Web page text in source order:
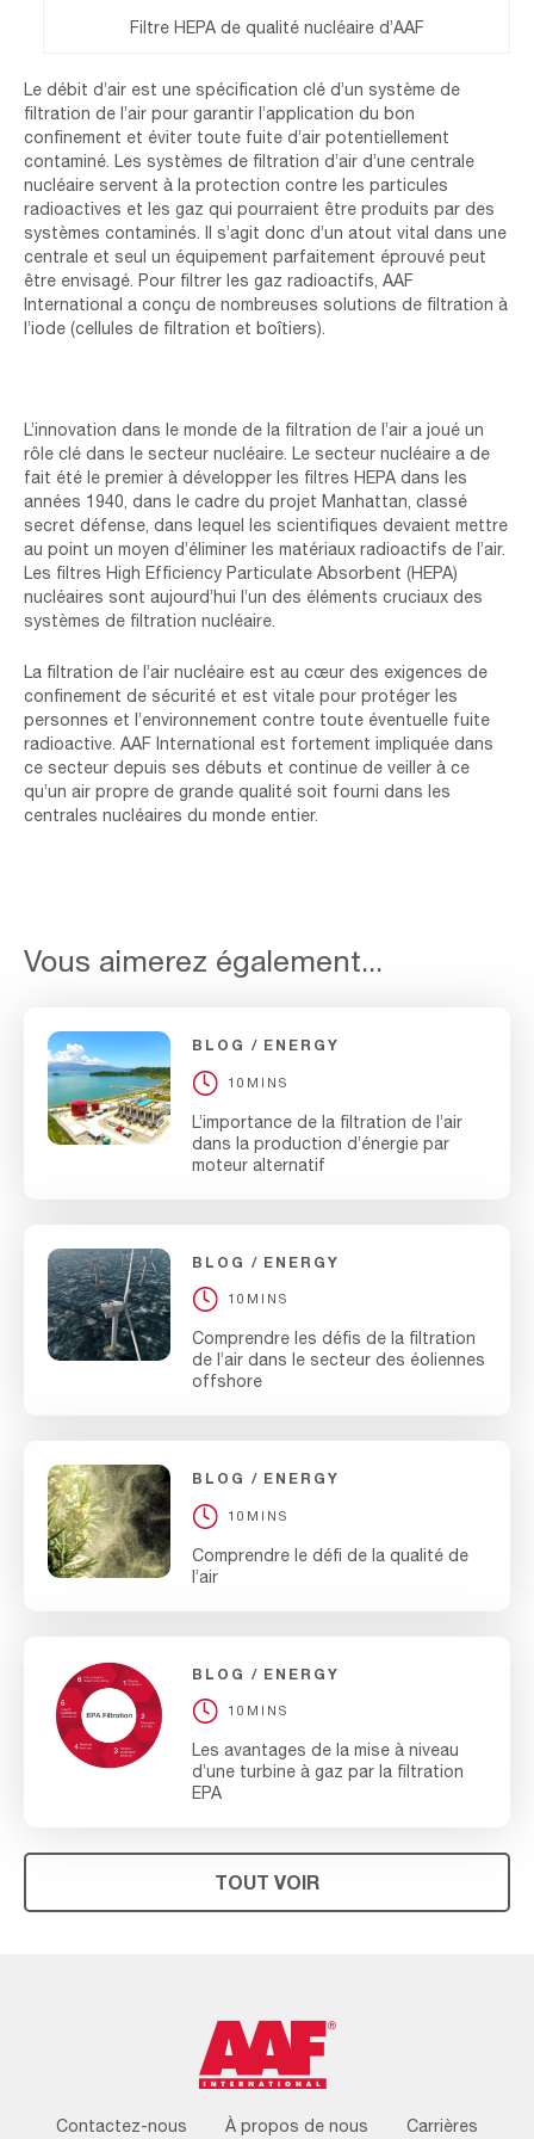
Filtre HEPA de qualité nucléaire d’AAF
Le débit d’air est une spécification clé d’un système de
filtration de l’air pour garantir l’application du bon
confinement et éviter toute fuite d’air potentiellement
contaminé. Les systèmes de filtration d’air d’une centrale
nucléaire servent à la protection contre les particules
radioactives et les gaz qui pourraient être produits par des
systèmes contaminés. Il s’agit donc d’un atout vital dans une
centrale et seul un équipement parfaitement éprouvé peut
être envisagé. Pour filtrer les gaz radioactifs, AAF
International a conçu de nombreuses solutions de filtration à
l’iode (cellules de filtration et boîtiers).
L’innovation dans le monde de la filtration de l’air a joué un
rôle clé dans le secteur nucléaire. Le secteur nucléaire a de
fait été le premier à développer les filtres HEPA dans les
années 1940, dans le cadre du projet Manhattan, classé
secret défense, dans lequel les scientifiques devaient mettre
au point un moyen d’éliminer les matériaux radioactifs de l’air.
Les filtres High Efficiency Particulate Absorbent (HEPA)
nucléaires sont aujourd’hui l’un des éléments cruciaux des
systèmes de filtration nucléaire.
La filtration de l’air nucléaire est au cœur des exigences de
confinement de sécurité et est vitale pour protéger les
personnes et l’environnement contre toute éventuelle fuite
radioactive. AAF International est fortement impliquée dans
ce secteur depuis ses débuts et continue de veiller à ce
qu’un air propre de grande qualité soit fourni dans les
centrales nucléaires du monde entier.
Vous aimerez également...
BLOG ENERGY
10MINS
L’importance de la filtration de l’air
dans la production d’énergie par
moteur alternatif
BLOG ENERGY
10MINS
Comprendre les défis de la filtration
de l’air dans le secteur des éoliennes
offshore
BLOG ENERGY
10MINS
Comprendre le défi de la qualité de
l’air
BLOG ENERGY
10MINS
Les avantages de la mise à niveau
d’une turbine à gaz par la filtration
EPA
TOUT VOIR
Footer
Contactez-nous À propos de nous Carrières